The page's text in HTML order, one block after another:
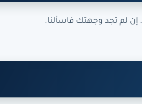
إن لم تجد وجهتك فاسألنا.